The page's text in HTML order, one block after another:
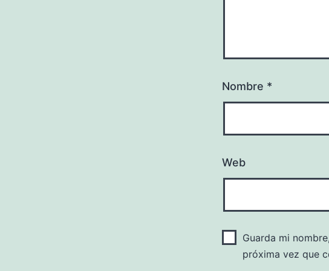
Nombre *
Web
Guarda mi
próxima vez que